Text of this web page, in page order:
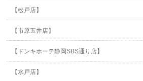
【松戸店】
【市原五井店】
【ドンキホーテ静岡SBS通り店】
【水戸店】